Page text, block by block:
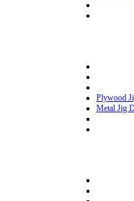
Plywood
Metal Jig